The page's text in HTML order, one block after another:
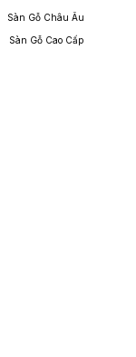
Sàn Gỗ Châu Âu
Sàn Gỗ Cao Cấp